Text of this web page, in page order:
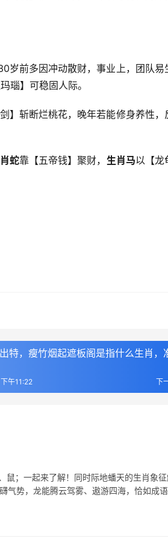
岁前多因冲动散财，事业上，团队易
瑙】可稳固人际。
】斩断烂桃花，晚年若能修身养性，
蛇靠【五帝钱】聚财， 生肖马以【龙
特，瘦竹烟起遮板阁是指什么生肖，
下
午11:22
鼠；一起来了解！同时际地蟠天的生肖象
气势，龙能腾云驾雾、遨游四海，恰如成